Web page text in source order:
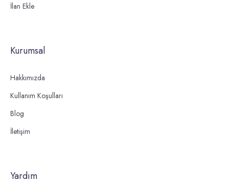
İlan Ekle
Kurumsal
Hakkımızda
Kullanım Koşulları
Blog
İletişim
Yardım